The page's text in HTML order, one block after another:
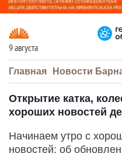
9 августа
Главная Новости
Открытие катка,
хороших новостей
Начинаем утро с
новостей: об